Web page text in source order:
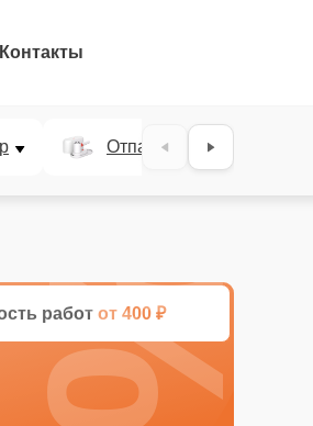
Контакты
Отпариватель
работ от 400 ₽